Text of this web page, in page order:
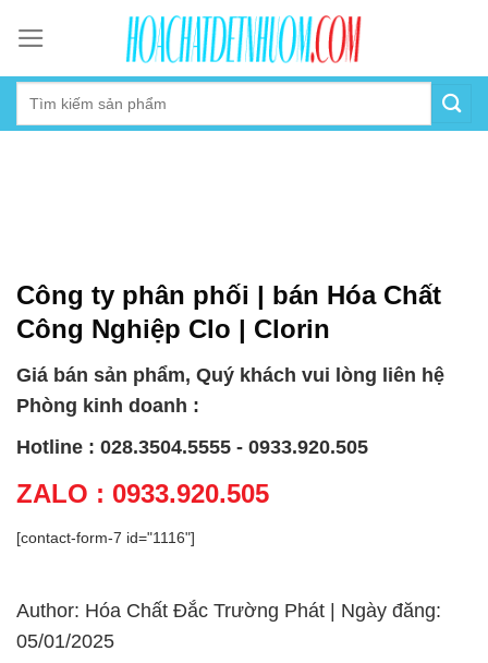
content
Công ty phân phối | bán Hóa Chất
Công Nghiệp Clo | Clorin
Giá bán sản phẩm, Quý khách vui lòng liên hệ
Phòng kinh doanh :
Hotline : 028.3504.5555 - 0933.920.505
ZALO : 0933.920.505
[contact-form-7 id="1116"]
Author: Hóa Chất Đắc Trường Phát | Ngày đăng:
05/01/2025